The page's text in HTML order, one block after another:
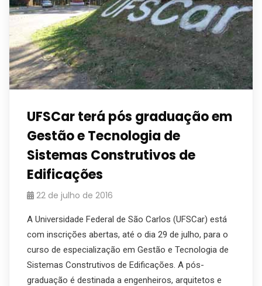
UFSCar terá pós graduação em
Gestão e Tecnologia de
Sistemas Construtivos de
Edificações
22 de julho de 2016
A Universidade Federal de São Carlos (UFSCar) está
com inscrições abertas, até o dia 29 de julho, para o
curso de especialização em Gestão e Tecnologia de
Sistemas Construtivos de Edificações. A pós-
graduação é destinada a engenheiros, arquitetos e